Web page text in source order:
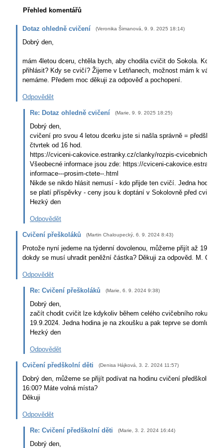
Přehled komentářů
Dotaz ohledně cvičení (Veronika Šimanová 9. 9. 2025 18:14)
Dobrý den,
mám 4letou dceru, chtěla bych, aby chodila cvičit do Sokola. Kolik
přihlásit? Kdy se cvičí? Žijeme v Letňanech, možnost mám k vám a
nemáme. Předem moc děkuji za odpověď a pochopení.
Odpovědět
Re: Dotaz ohledně cvičení (Marie 9. 9. 2025 18:25)
Dobrý den,
cvičení pro svou 4 letou dcerku jste si našla správně =
čtvrtek od 16 hod.
https://cviceni-cakovice.estranky.cz/clanky/rozpis-cvicebnich--
Všeobecné informace jsou zde: https://cviceni-
informace---prosim-ctete--.html
Nikde se nikdo hlásit nemusí - kdo přijde ten cvičí. Jedna hodina
se platí příspěvky - ceny jsou k doptání v Sokolovně před
Hezký den
Odpovědět
Cvičení přeškoláků (Martin Chaloupecký 6. 9. 2024 8:43)
Protože nyní jedeme na týdenní dovolenou, můžeme přijít až 19.9._
dokdy se musí uhradit peněžní částka? Děkuji za odpověd. M.
Odpovědět
Re: Cvičení přeškoláků (Marie 6. 9. 2024 9:38)
Dobrý den,
začít chodit cvičit lze kdykoliv během celého cvičebního roku,
19.9.2024. Jedna hodina je na zkoušku a pak teprve se domluvíte
Hezký den
Odpovědět
Cvičení předškolní děti (Denisa Hájková 3. 2. 2024 11:57)
Dobrý den, můžeme se přijít podívat na hodinu cvičení předškolních
16:00? Máte volná místa?
Děkuji
Odpovědět
Re: Cvičení předškolní děti (Marie 3. 2. 2024 16:44)
Dobrý den,